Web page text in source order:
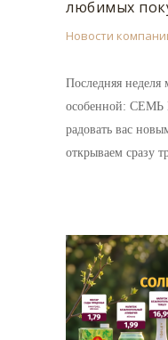
любимых
Новости
Последняя неделя
особенной: СЕМЬ
радовать вас
открываем сразу